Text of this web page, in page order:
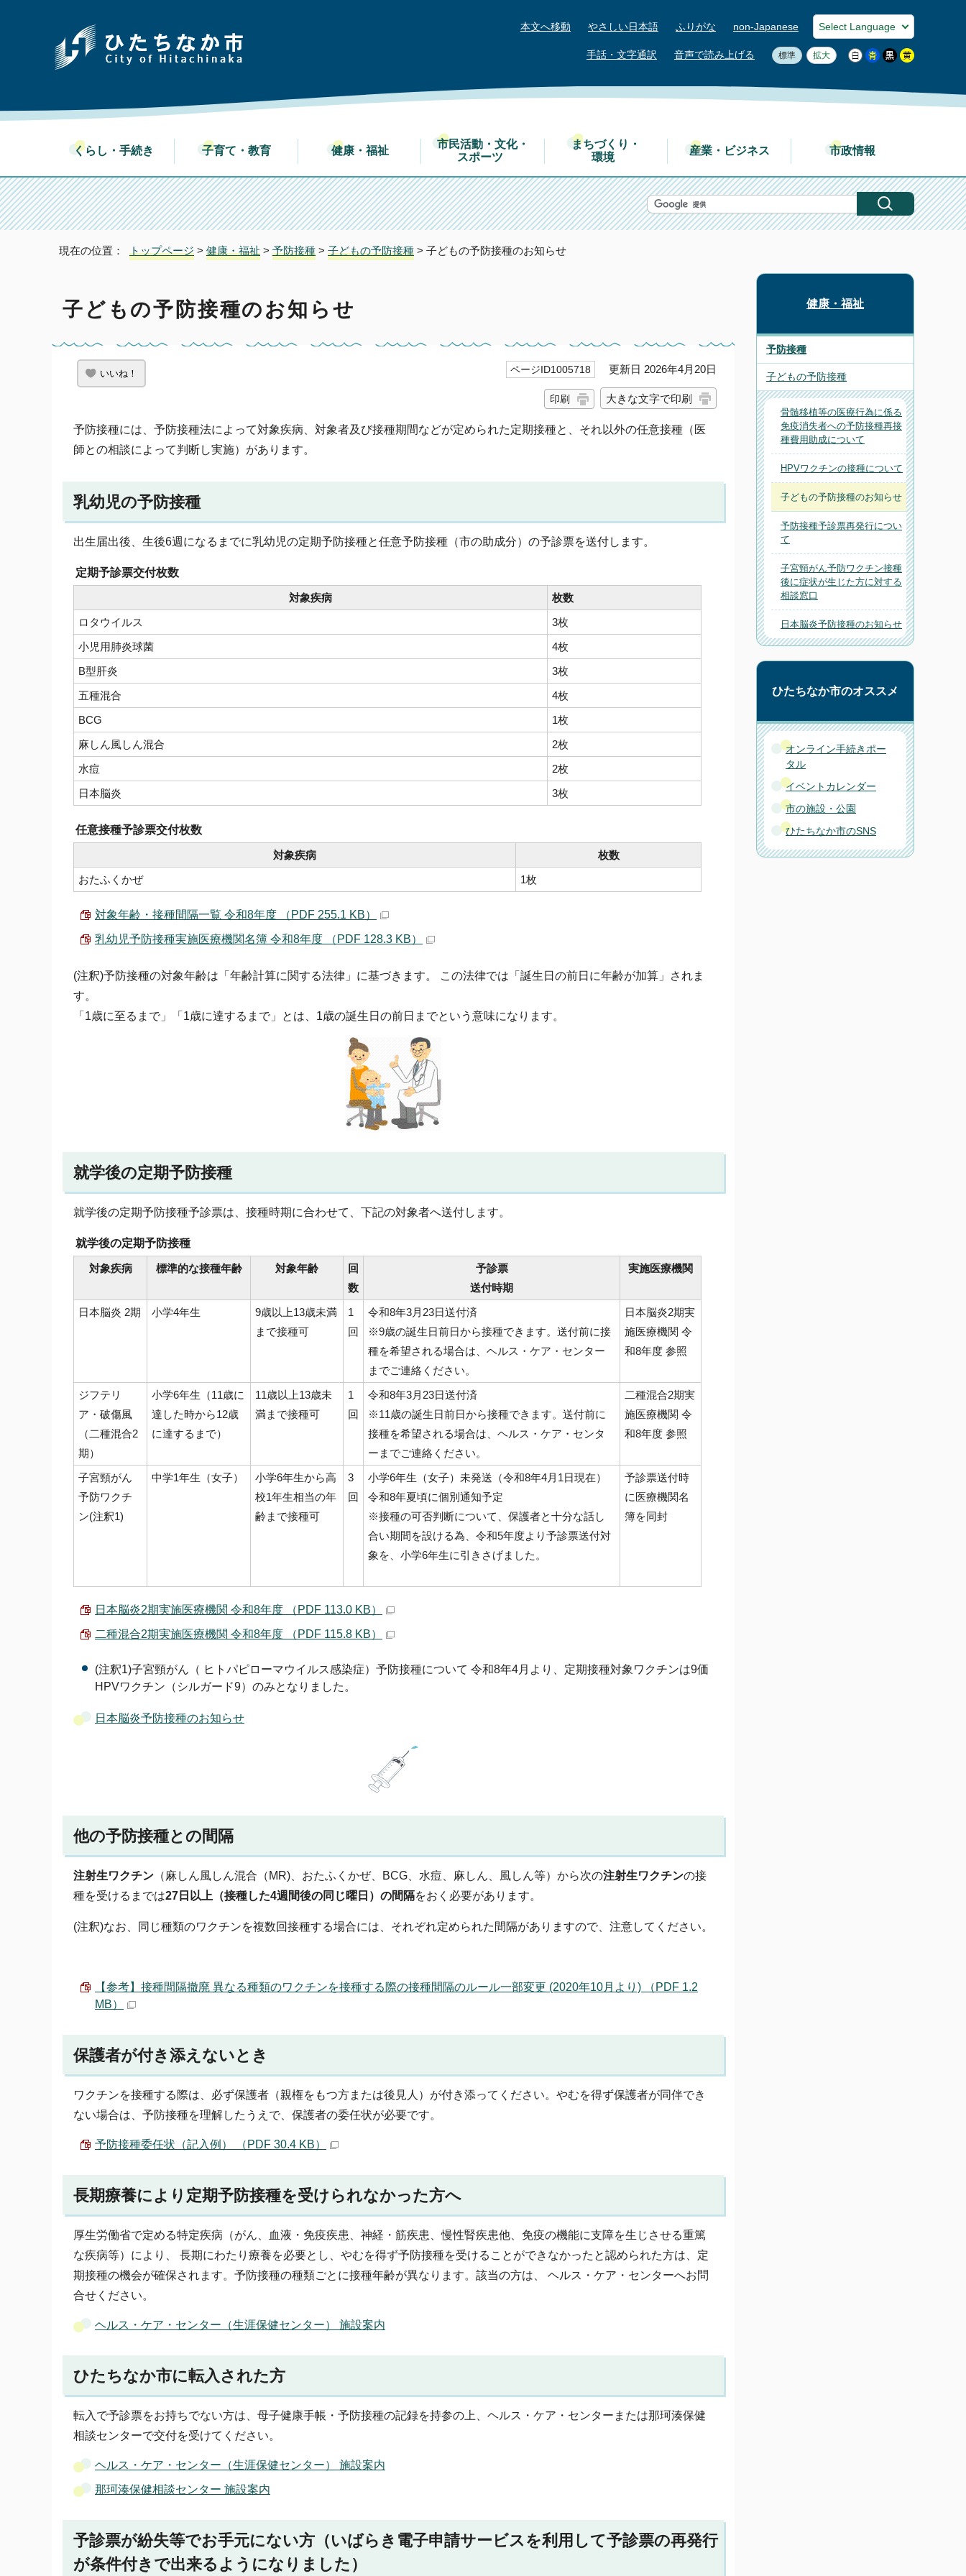
本文へ移動 やさしい日本語 ふりがな non-Japanese
手話・文字通訳 音声で読み上げる 標準 拡大
くらし・手続き 子育て・教育 健康・福祉
市民活動・文化・
スポーツ
まちづくり・
環境
産業・ビジネス 市政情報
現在の位置： トップページ > 健康・福祉 > 予防接種 > 子どもの予防接種 > 子どもの予防接種のお知らせ
子どもの予防接種のお知らせ
いいね！ ページID1005718 更新日 2026年4月20日
印刷 大きな文字で印刷
予防接種には、予防接種法によって対象疾病、対象者及び接種期間などが定められた定期接種と、それ以外の任意接種（医
師との相談によって判断し実施）があります。
乳幼児の予防接種
出生届出後、生後6週になるまでに乳幼児の定期予防接種と任意予防接種（市の助成分）の予診票を送付します。
定期予診票交付枚数
対象疾病
枚数
ロタウイルス
3枚
小児用肺炎球菌
4枚
B型肝炎
3枚
五種混合
4枚
BCG
1枚
麻しん風しん混合
2枚
水痘
2枚
日本脳炎
3枚
任意接種予診票交付枚数
対象疾病
枚数
おたふくかぜ
1枚
対象年齢・接種間隔一覧 令和8年度 （PDF 255.1 KB）
乳幼児予防接種実施医療機関名簿 令和8年度 （PDF 128.3 KB）
(注釈)予防接種の対象年齢は「年齢計算に関する法律」に基づきます。 この法律では「誕生日の前日に年齢が加算」されま
す。
「1歳に至るまで」「1歳に達するまで」とは、1歳の誕生日の前日までという意味になります。
就学後の定期予防接種
就学後の定期予防接種予診票は、接種時期に合わせて、下記の対象者へ送付します。
就学後の定期予防接種
対象疾病 標準的な接種年齢 対象年齢
回
数
予診票
送付時期
実施医療機関
日本脳炎 2期 小学4年生
9歳以上13歳未満
まで接種可
1
回
令和8年3月23日送付済
※9歳の誕生日前日から接種できます。送付前に接
種を希望される場合は、ヘルス・ケア・センター
までご連絡ください。
日本脳炎2期実
施医療機関 令
和8年度 参照
ジフテリ
ア・破傷風
（二種混合2
期）
小学6年生（11歳に
達した時から12歳
に達するまで）
11歳以上13歳未
満まで接種可
1
回
令和8年3月23日送付済
※11歳の誕生日前日から接種できます。送付前に
接種を希望される場合は、ヘルス・ケア・センタ
ーまでご連絡ください。
二種混合2期実
施医療機関 令
和8年度 参照
子宮頸がん
予防ワクチ
ン(注釈1)
中学1年生（女子）
小学6年生から高
校1年生相当の年
齢まで接種可
3
回
小学6年生（女子）未発送（令和8年4月1日現在）
令和8年夏頃に個別通知予定
※接種の可否判断について、保護者と十分な話し
合い期間を設ける為、令和5年度より予診票送付対
象を、小学6年生に引きさげました。
予診票送付時
に医療機関名
簿を同封
日本脳炎2期実施医療機関 令和8年度 （PDF 113.0 KB）
二種混合2期実施医療機関 令和8年度 （PDF 115.8 KB）
(注釈1)子宮頸がん（ ヒトパピローマウイルス感染症）予防接種について 令和8年4月より、定期接種対象ワクチンは9価
HPVワクチン（シルガード9）のみとなりました。
日本脳炎予防接種のお知らせ
他の予防接種との間隔
注射生ワクチン （麻しん風しん混合（MR)、おたふくかぜ、BCG、水痘、麻しん、風しん等）から次の注射生ワクチンの接
種を受けるまでは27 日 以上（接種した4週間後の同じ曜日）の間隔をおく必要があります。
(注釈)なお、同じ種類のワクチンを複数回接種する場合には、それぞれ定められた間隔がありますので、注意してください。
【参考】接種間隔撤廃 異なる種類のワクチンを接種する際の接種間隔のルール一部変更 (2020年10月より) （PDF 1.2
MB）
保護者が付き添えないとき
ワクチンを接種する際は、必ず保護者（親権をもつ方または後見人）が付き添ってください。やむを得ず保護者が同伴でき
ない場合は、予防接種を理解したうえで、保護者の委任状が必要です。
予防接種委任状（記入例） （PDF 30.4 KB）
長期療養により定期予防接種を受けられなかった方へ
厚生労働省で定める特定疾病（がん、血液・免疫疾患、神経・筋疾患、慢性腎疾患他、免疫の機能に支障を生じさせる重篤
な疾病等）により、 長期にわたり療養を必要とし、やむを得ず予防接種を受けることができなかったと認められた方は、定
期接種の機会が確保されます。予防接種の種類ごとに接種年齢が異なります。該当の方は、 ヘルス・ケア・センターへお問
合せください。
ヘルス・ケア・センター（生涯保健センター） 施設案内
ひたちなか市に転入された方
転入で予診票をお持ちでない方は、母子健康手帳・予防接種の記録を持参の上、ヘルス・ケア・センターまたは那珂湊保健
相談センターで交付を受けてください。
ヘルス・ケア・センター（生涯保健センター） 施設案内
那珂湊保健相談センター 施設案内
予診票が紛失等でお手元にない方（いばらき電子申請サービスを利用して予診票の再発行
が条件付きで出来るようになりました）
健康・福祉
予防接種
子どもの予防接種
骨髄移植等の医療行為に係る
免疫消失者への予防接種再接
種費用助成について
HPVワクチンの接種について
子どもの予防接種のお知らせ
予防接種予診票再発行につい
て
子宮頸がん予防ワクチン接種
後に症状が生じた方に対する
相談窓口
日本脳炎予防接種のお知らせ
ひたちなか市のオススメ
オンライン手続きポー
タル
イベントカレンダー
市の施設・公園
ひたちなか市のSNS